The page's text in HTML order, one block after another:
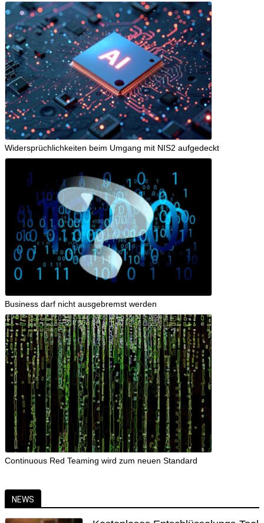
Widersprüchlichkeiten beim Umgang mit NIS2 aufgedeckt
Business darf nicht ausgebremst werden
Continuous Red Teaming wird zum neuen Standard
NEWS